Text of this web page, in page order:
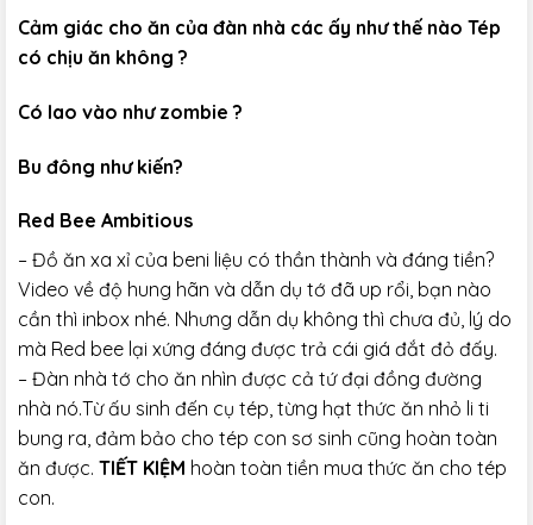
Cảm giác cho ăn của đàn nhà các ấy như thế nào Tép
có chịu ăn không ?
Có lao vào như zombie ?
Bu đông như kiến?
Red Bee Ambitious
– Đồ ăn xa xỉ của beni liệu có thần thành và đáng tiền?
Video về độ hung hãn và dẫn dụ tớ đã up rổi, bạn nào
cần thì inbox nhé. Nhưng dẫn dụ không thì chưa đủ, lý do
mà Red bee lại xứng đáng được trả cái giá đắt đỏ đấy.
– Đàn nhà tớ cho ăn nhìn được cả tứ đại đồng đường
nhà nó.Từ ấu sinh đến cụ tép, từng hạt thức ăn nhỏ li ti
bung ra, đảm bảo cho tép con sơ sinh cũng hoàn toàn
ăn được. TIẾT KIỆM hoàn toàn tiền mua thức ăn cho tép
con.